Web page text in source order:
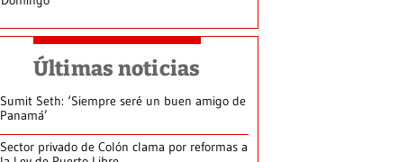
Últimas noticias
Sumit Seth: ‘Siempre seré un buen amigo de
Panamá’
Sector privado de Colón clama por reformas a